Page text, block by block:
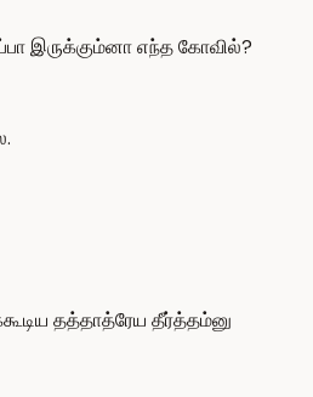
இருக்கும்னா எந்த கோவில்?
தத்தாத்ரேய தீர்த்தம்னு